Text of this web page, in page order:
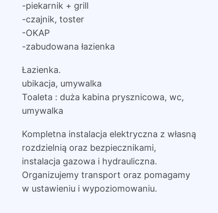
-piekarnik + grill
-czajnik, toster
-OKAP
-zabudowana łazienka
Łazienka.
ubikacja, umywalka
Toaleta : duża kabina prysznicowa, wc,
umywalka
Kompletna instalacja elektryczna z własną
rozdzielnią oraz bezpiecznikami,
instalacja gazowa i hydrauliczna.
Organizujemy transport oraz pomagamy
w ustawieniu i wypoziomowaniu.